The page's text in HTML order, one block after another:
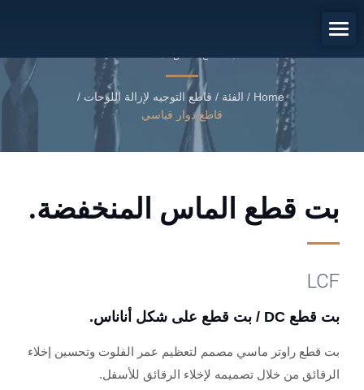
أناناس.
Home
/ الفئة / قاطع التوجيه لإزالة اللوحات /
قاطع دوار قياسي
بت قطع الماس المنخفضة.
LCF
بت قطع DC / بت قطع على شكل أناناس.
بت قطع راوتر ماسي مصمم لتعظيم عمر الفلوت وتحسين إخلاء
الرقائق من خلال تصميمه لإخلاء الرقائق للأسفل.